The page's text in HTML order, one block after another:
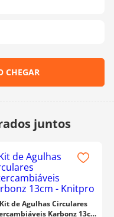
Kit de Agulhas Circulares
Karbonz 13cm